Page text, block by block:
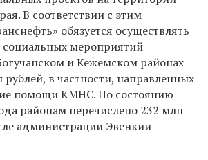
В соответствии с этим
обязуется осуществлять
мероприятий
и Кежемском районах
в частности, направленных
помощи КМНС. По состоянию
районам перечислено 232 млн
администрации Эвенкии —